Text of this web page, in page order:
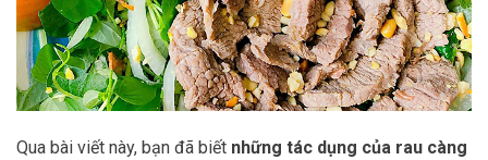
Qua bài viết này, bạn đã biết những tác dụng của rau càng